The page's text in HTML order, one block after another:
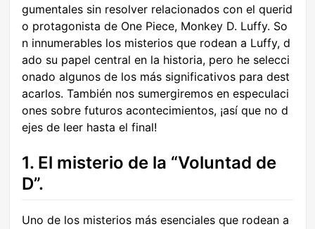
gumentales sin resolver relacionados con el querid
o protagonista de One Piece, Monkey D. Luffy. So
n innumerables los misterios que rodean a Luffy, d
ado su papel central en la historia, pero he selecci
onado algunos de los más significativos para dest
acarlos. También nos sumergiremos en especulaci
ones sobre futuros acontecimientos, ¡así que no d
ejes de leer hasta el final!
1. El misterio de la “Voluntad de
D”.
Uno de los misterios más esenciales que rodean a